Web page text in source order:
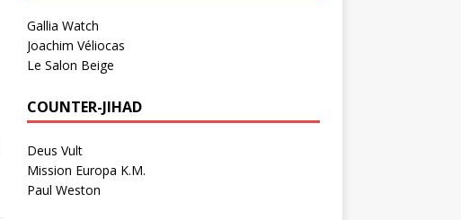
Gallia Watch
Joachim Véliocas
Le Salon Beige
COUNTER-JIHAD
Deus Vult
Mission Europa K.M.
Paul Weston